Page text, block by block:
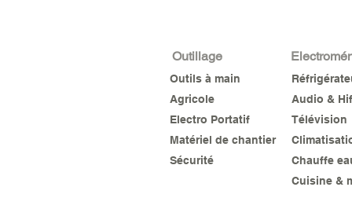
Outillage
Outils à main
Agricole
Electro Portatif
Matériel de chantier
Sécurité
Audio &
Télévision
Chauffe
Cuisine &